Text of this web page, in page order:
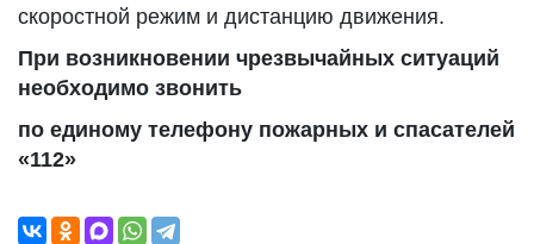
скоростной режим и дистанцию движения.
При возникновении чрезвычайных ситуаций
необходимо звонить
по единому телефону пожарных и спасателей
«112»